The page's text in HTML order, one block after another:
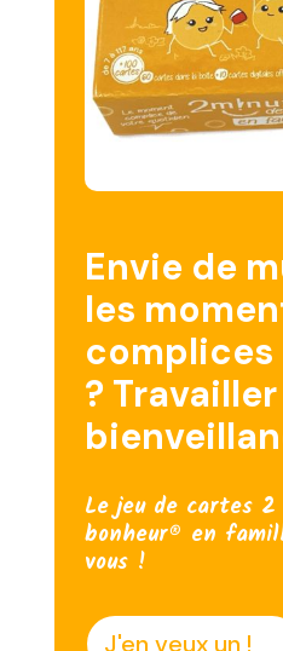
Envie de
les
complices
?
Le jeu de cartes
bonheur® en
vous !
J'en veux un !